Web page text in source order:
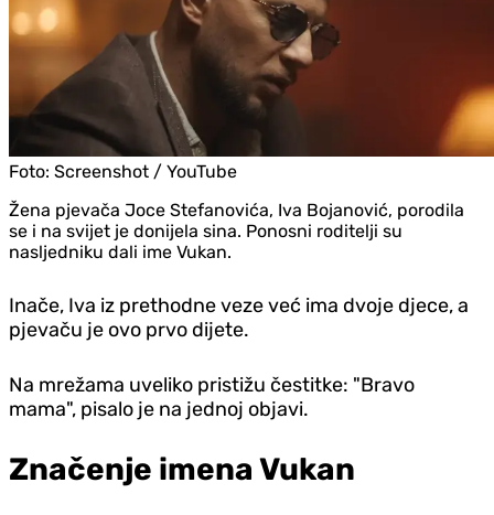
Foto: Screenshot / YouTube
Žena pjevača Joce Stefanovića, Iva Bojanović, porodila
se i na svijet je donijela sina. Ponosni roditelji su
nasljedniku dali ime Vukan.
Inače, Iva iz prethodne veze već ima dvoje djece, a
pjevaču je ovo prvo dijete.
Na mrežama uveliko pristižu čestitke: "Bravo
mama", pisalo je na jednoj objavi.
Značenje imena Vukan